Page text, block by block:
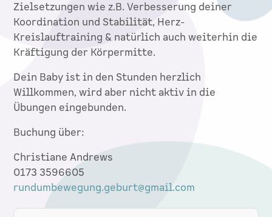
Zielsetzungen wie z.B. Verbesserung deiner
Koordination und Stabilität, Herz-
Kreislauftraining & natürlich auch weiterhin die
Kräftigung der Körpermitte.
Dein Baby ist in den Stunden herzlich
Willkommen, wird aber nicht aktiv in die
Übungen eingebunden.
Buchung über:
Christiane Andrews
0173 3596605
rundumbewegung.geburt@gmail.com